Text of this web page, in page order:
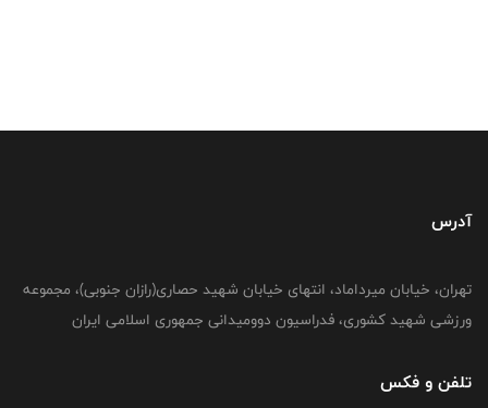
آدرس
تهران، خیابان میرداماد، انتهای خیابان شهید حصاری(رازان جنوبی)، مجموعه
ورزشی شهید کشوری، فدراسیون دوومیدانی جمهوری اسلامی ایران
تلفن و فکس